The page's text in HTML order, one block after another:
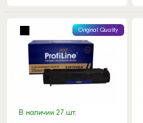
Original Quality
В наличии 27 шт.